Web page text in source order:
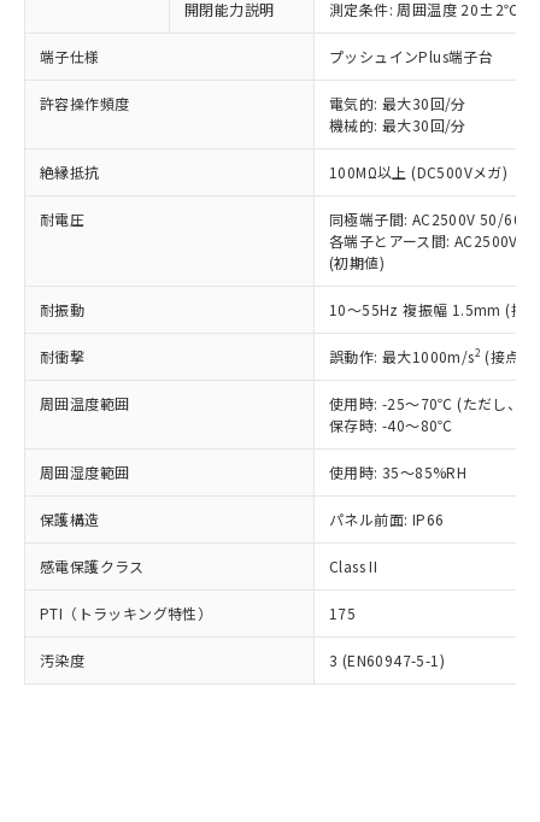
開閉能力説明 測定条件: 周囲温度 20±2℃、
端子仕様 プッシュインPlus端子台
許容操作頻度
電気的: 最大30回/分
機械的: 最大30回/分
絶縁抵抗 100MΩ以上 (DC500Vメガ)
耐電圧
同極端子間: AC2500V 50/
各端子とアース間: AC2500V
(初期値)
耐振動 10～55Hz 複振幅 1.5mm (接
耐衝撃 誤動作: 最大1000m/s2 (接点
周囲温度範囲
使用時: -25～70℃ (ただし、氷
保存時: -40～80℃
周囲湿度範囲 使用時: 35～85%RH
保護構造 パネル前面: IP66
感電保護クラス Class II
PTI（トラッキング特性） 175
汚染度 3 (EN60947-5-1)
以下の条件をお読みいただき、同意のうえ
ご利用ください。
本サービスは、当社制御機器事業取扱
商品の当社在庫状況および標準価格
(税抜)を提供させていただくもので
当社制御機器事業取扱商品の中には、
本サービスの対象外となる商品もある
ことをご了承ください。
在庫状況および標準価格照会結果は、
記載している更新日時点での社内デー
タに基づき作成されるものであり、閲
覧された時点での実際の在庫および標
準価格とは異なる場合があることをご
正式な納期状況および標準価格はお客
様のお取引先、またはお客様担当のオ
ムロン制御機器販売店・当社販売員に
オムロン制御機器販売店や当社販売拠
点は「
販売ネットワーク
」をご確認
在庫状況および標準価格結果を当社の
事前の承諾なく第三者に漏洩または開
示しないようお願いします。
マイパーツ機能（部品リスト作成サー
対応予定なし：EU RoHS指令（10物質）の
非含有に非対応の商品で、対応品を出す予
定はありません。
非含有の対応状況を調査中または確認中の
非該当品：ライセンス料など無形物で、有
害物質有無と関係のない商品です。
仕入先様の事情により、非含有部品として
いたものが、含有品と判明した場合などや
むを得ず変更することがあります。
鉛(Pb) 1000ppm以下、 水銀(Hg) 1000ppm以下、 カド
(PBDE) 1000ppm以下、フタル酸ビス(2-エチルヘキシ
ル) (DEHP)(別名：DOP) 1000ppm以下、フタル酸ブチ
ルベンジル（BBP） 1000ppm以下、フタル酸ジブチル
（DBP） 1000ppm以下、フタル酸ジイソブチル
(DIBP) 1000ppm以下
但し、RoHS指令で産業用監視および制御機器に対する
適用除外項目は除く。
※2 対応予定月
部品在庫の切り替え状況などにより、予定
※1 中国RoHS○×表
「○」：最大均質材料含有率が中国RoHSの
基準値以下であることを示します。
「×」：最大均質材料含有率が中国RoHSの
基準値を超えていることを示します。
「－」：未確認です。当社販売部門へお問
*中国RoHS10物質の基準値 (GB/T26572)：
Pb(鉛) :1000ppm、 Hg(水銀) : 1000ppm、 Cd(カドミウ
Cr(Ⅵ)(六価クロム) : 1000ppm、 PBBs(ポリ臭化ビフェ
ニル類) : 1000ppm、 PBDEs(ポリ臭化ジフェニルエーテ
DBP(フタル酸ジブチル) : 1000ppm、 DIBP(フタル酸ジ
イソブチル) : 1000ppm、 BBP(フタル酸ブチルベンジ
ル) : 1000ppm、
DEHP(フタル酸ビス(2-エチルヘキシル)) : 1000ppm
※2 環境保護使用期限
「ｅ」：有害物質（10物質）のすべてが基
「10」：通常の使用状況下において有害物
当社は、これら貴社製品のうち、外国
為替および外国貿易法に定める商品
または国外への提供する場合は、日本
国政府の輸出許可(または役務取引許
当社は規制貨物を破棄する場合は、完
全に破砕するなど、違法に輸出されな
いよう必要な手段を講じます。
当社は貴社製品を、核兵器、ミサイ
ル、化学兵器、生物兵器またはその他
武器並びにこれらの製造装置等に一切
使用いたしません。
当社は、貴社製品を第三者に販売する
場合は、上記1、2および3の内容を当
該第三者に通知します。また当社は、
販売先および販売に係わる関係者が違
○ 一定数以上の在庫あり
△ 一定数には満たないが在庫あり
在庫なし(最新の在庫状況につ
たはお客様担当のオムロン制御
機器販売店・当社販売員にご確
空
受注生産機種、また在庫状況の